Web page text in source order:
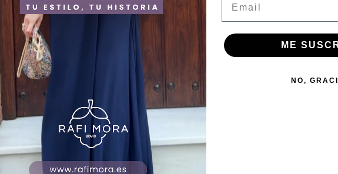
CONSIGUE EL ME
NO,